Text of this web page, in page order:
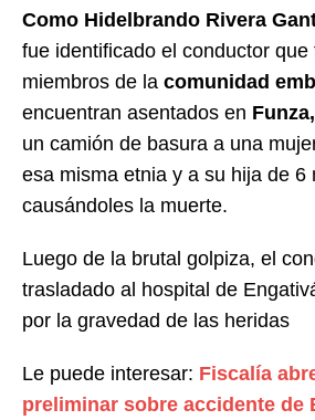
Como Hidelbrando Rivera
fue identificado el conductor que
miembros de la comunidad
encuentran asentados en Funza,
un camión de basura a una
esa misma etnia y a su hija de 6
causándoles la muerte.
Luego de la brutal golpiza, el
trasladado al hospital de
por la gravedad de las heridas
Le puede interesar: Fiscalía
preliminar sobre accidente de